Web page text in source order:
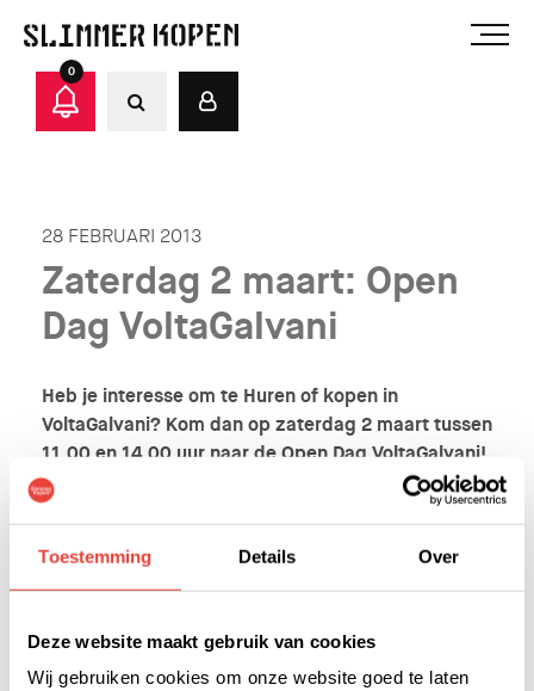
Toestemming Details Over
Deze website maakt gebruik van cookies
Wij gebruiken cookies om onze website goed te laten
0
28 FEBRUARI 2013
Zaterdag 2 maart: Open
Dag VoltaGalvani
Heb je interesse om te Huren of kopen in
VoltaGalvani? Kom dan op zaterdag 2 maart tussen
11.00 en 14.00 uur naar de Open Dag VoltaGalvani!
Trek stevige schoenen aan, want het is op de
bouwplaats zelf. Geen plaatje-praatje, maar je loopt
gewoon door je nieuwe buurt in aanbouw. We geven
precies aan wat dekoopwoningen, en wat de
Trudo, de aannemer en de makelaar die je vragen
kunnen beantwoorden.